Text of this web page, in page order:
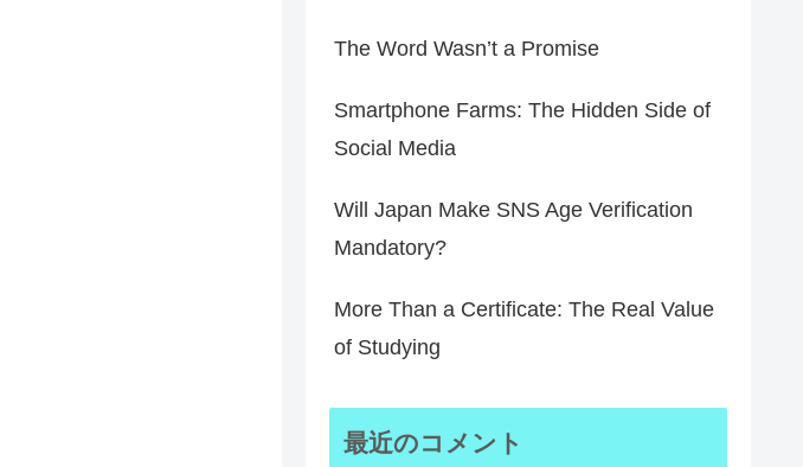
The Word Wasn’t a Promise
Smartphone Farms: The Hidden Side of
Social Media
Will Japan Make SNS Age Verification
Mandatory?
More Than a Certificate: The Real Value
of Studying
最近のコメント